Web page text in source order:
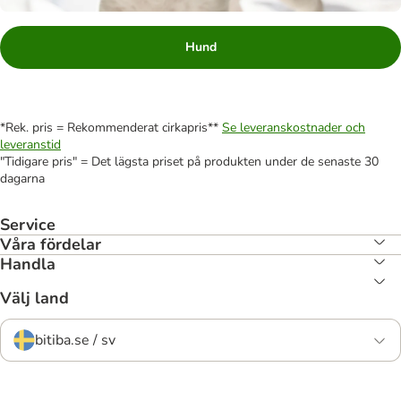
Hund
*Rek. pris = Rekommenderat cirkapris** Se leveranskostnader och
leveranstid
"Tidigare pris" = Det lägsta priset på produkten under de senaste 30
dagarna
Service
Våra fördelar
Handla
Välj land
bitiba.se / sv